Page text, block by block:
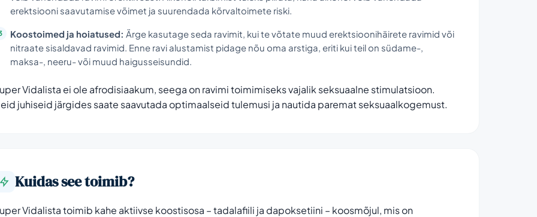
erektsiooni saavutamise võimet ja suurendada kõrvaltoimete riski.
Koostoimed ja hoiatused: Ärge kasutage seda ravimit, kui te võtate muud erektsioonihäirete ravimid või
nitraate sisaldavad ravimid. Enne ravi alustamist pidage nõu oma arstiga, eriti kui teil on südame-,
maksa-, neeru- või muud haigusseisundid.
Vidalista ei ole afrodisiaakum, seega on ravimi toimimiseks vajalik seksuaalne stimulatsioon.
juhiseid järgides saate saavutada optimaalseid tulemusi ja nautida paremat seksuaalkogemust.
Kuidas see toimib?
Vidalista toimib kahe aktiivse koostisosa – tadalafiili ja dapoksetiini – koosmõjul, mis on